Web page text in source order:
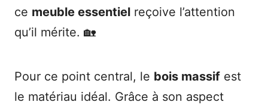
ce meuble essentiel reçoive l’attention
qu’il mérite. 🏡
Pour ce point central, le bois massif est
le matériau idéal. Grâce à son aspect